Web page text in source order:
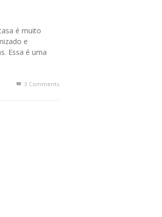
é muito
e
Essa é uma
3 Comments